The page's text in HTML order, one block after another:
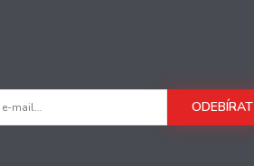
ODEBÍRAT